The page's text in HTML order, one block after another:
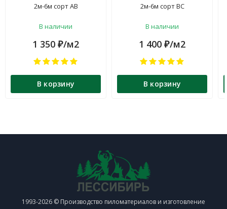
2м-6м сорт АВ
В наличии
1 350 ₽/м2
В корзину
2м-6м сорт ВС
В наличии
1 400 ₽/м2
В корзину
1993-2026 © Производство пиломатериалов и изготовление